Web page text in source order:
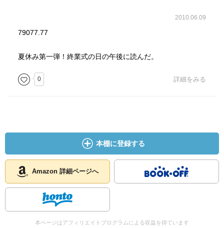
2010.06.09
79077.77
夏休み第一弾！終業式の日の午後に読んだ。
0 詳細をみる
本棚に登録する
Amazon 詳細ページへ
本ページはアフィリエイトプログラムによる収益を得ています